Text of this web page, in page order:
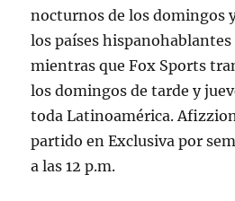
nocturnos de los domingos
los países
mientras que Fox Sports
los domingos de tarde y
toda Latinoamérica.
partido en Exclusiva por
a las 12 p.m.